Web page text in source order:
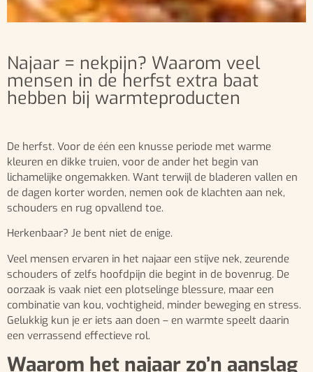
Najaar = nekpijn? Waarom veel
mensen in de herfst extra baat
hebben bij warmteproducten
De herfst. Voor de één een knusse periode met warme
kleuren en dikke truien, voor de ander het begin van
lichamelijke ongemakken. Want terwijl de bladeren vallen en
de dagen korter worden, nemen ook de klachten aan nek,
schouders en rug opvallend toe.
Herkenbaar? Je bent niet de enige.
Veel mensen ervaren in het najaar een stijve nek, zeurende
schouders of zelfs hoofdpijn die begint in de bovenrug. De
oorzaak is vaak niet een plotselinge blessure, maar een
combinatie van kou, vochtigheid, minder beweging en stress.
Gelukkig kun je er iets aan doen – en warmte speelt daarin
een verrassend effectieve rol.
Waarom het najaar zo’n aanslag